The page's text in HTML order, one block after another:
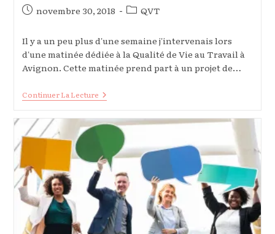
Publication
novembre 30, 2018
PostQVT
Il y a un peu plus d'une semaine j'intervenais lors
d'une matinée dédiée à la Qualité de Vie au Travail à
Avignon. Cette matinée prend part à un projet de…
Continuer La LectureQualité
De
Au
Travail
Récit
D’une
Année
D’expérimentation